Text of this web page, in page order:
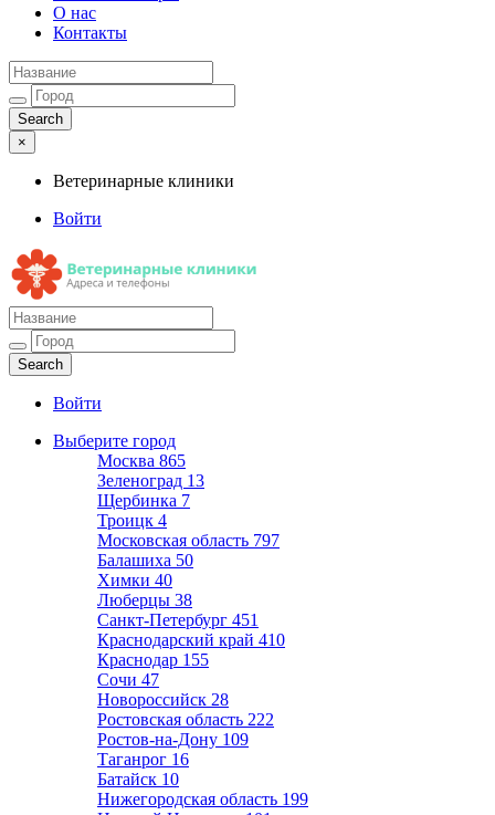
О нас
Контакты
×
Ветеринарные клиники
Войти
Ветеринарные клиники
Адреса и телефоны
Войти
Выберите город
Москва 865
Зеленоград 13
Щербинка 7
Троицк 4
Московская область 797
Балашиха 50
Химки 40
Люберцы 38
Санкт-Петербург 451
Краснодарский край 410
Краснодар 155
Сочи 47
Новороссийск 28
Ростовская область 222
Ростов-на-Дону 109
Таганрог 16
Батайск 10
Нижегородская область 199